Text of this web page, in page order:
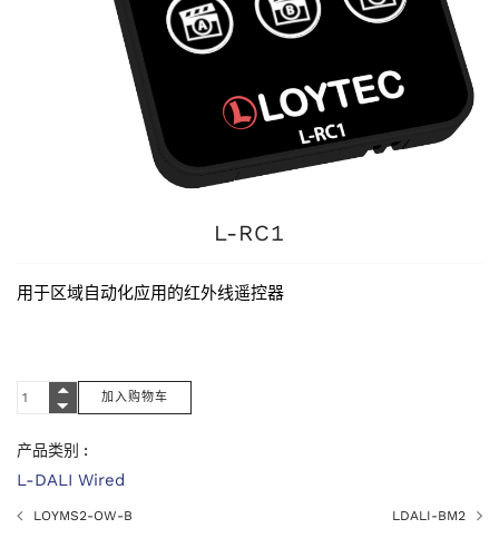
L-RC1
用于区域自动化应用的红外线遥控器
产品类别 :
L-DALI Wired
LOYMS2-OW-B LDALI-BM2